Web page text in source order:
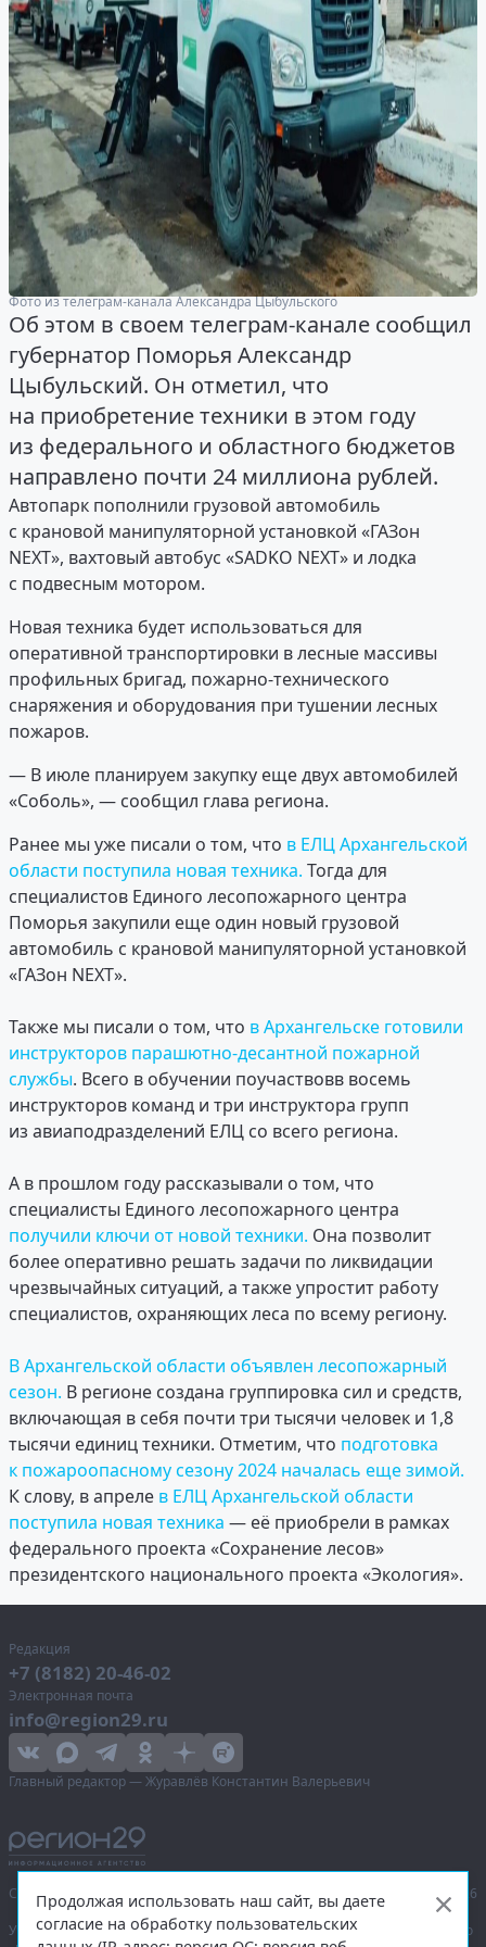
Фото из телеграм-канала Александра Цыбульского
Об этом в своем телеграм-канале сообщил
губернатор Поморья Александр
Цыбульский. Он отметил, что
на приобретение техники в этом году
из федерального и областного бюджетов
направлено почти 24 миллиона рублей.
Автопарк пополнили грузовой автомобиль
с крановой манипуляторной установкой «ГАЗон
NEXT», вахтовый автобус «SADKO NEXT» и лодка
с подвесным мотором.
Новая техника будет использоваться для
оперативной транспортировки в лесные массивы
профильных бригад, пожарно-технического
снаряжения и оборудования при тушении лесных
пожаров.
— В июле планируем закупку еще двух автомобилей
«Соболь», — сообщил глава региона.
Ранее мы уже писали о том, что в ЕЛЦ Архангельской
области поступила новая техника. Тогда для
специалистов Единого лесопожарного центра
Поморья закупили еще один новый грузовой
автомобиль с крановой манипуляторной установкой
«ГАЗон NEXT».
Также мы писали о том, что в Архангельске готовили
инструкторов парашютно-десантной пожарной
службы. Всего в обучении поучаствовв восемь
инструкторов команд и три инструктора групп
из авиаподразделений ЕЛЦ со всего региона.
А в прошлом году рассказывали о том, что
специалисты Единого лесопожарного центра
получили ключи от новой техники. Она позволит
более оперативно решать задачи по ликвидации
чрезвычайных ситуаций, а также упростит работу
специалистов, охраняющих леса по всему региону.
В Архангельской области объявлен лесопожарный
сезон. В регионе создана группировка сил и средств,
включающая в себя почти три тысячи человек и 1,8
тысячи единиц техники. Отметим, что подготовка
к пожароопасному сезону 2024 началась еще зимой.
К слову, в апреле в ЕЛЦ Архангельской области
поступила новая техника — её приобрели в рамках
федерального проекта «Сохранение лесов»
президентского национального проекта «Экология».
Редакция
+7 (8182) 20-46-02
Электронная почта
info@region29.ru
Главный редактор — Журавлёв Константин Валерьевич
Сетевое издание «Информационное агентство Регион 29»,
© 2016–2026
Учредитель — общество с ограниченной ответственностью «Агентство
Продолжая использовать наш сайт, вы даете
согласие на обработку пользовательских